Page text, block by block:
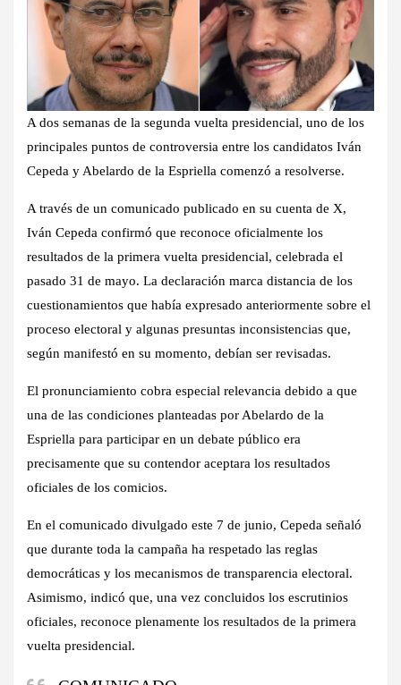
A dos semanas de la segunda vuelta presidencial, uno de los
principales puntos de controversia entre los candidatos Iván
Cepeda y Abelardo de la Espriella comenzó a resolverse.
A través de un comunicado publicado en su cuenta de X,
Iván Cepeda confirmó que reconoce oficialmente los
resultados de la primera vuelta presidencial, celebrada el
pasado 31 de mayo. La declaración marca distancia de los
cuestionamientos que había expresado anteriormente sobre el
proceso electoral y algunas presuntas inconsistencias que,
según manifestó en su momento, debían ser revisadas.
El pronunciamiento cobra especial relevancia debido a que
una de las condiciones planteadas por Abelardo de la
Espriella para participar en un debate público era
precisamente que su contendor aceptara los resultados
oficiales de los comicios.
En el comunicado divulgado este 7 de junio, Cepeda señaló
que durante toda la campaña ha respetado las reglas
democráticas y los mecanismos de transparencia electoral.
Asimismo, indicó que, una vez concluidos los escrutinios
oficiales, reconoce plenamente los resultados de la primera
vuelta presidencial.